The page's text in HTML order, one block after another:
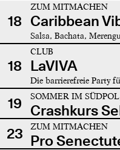
18
ZUM MITMACHEN
Caribbean
Salsa, Bachata,
18
CLUB
LaVIVA
Die barrierefreie Party
19 SOMMER IM
Crashkurs
23
ZUM MITMACHEN
Pro